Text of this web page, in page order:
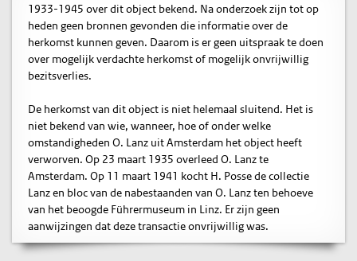
1933-1945 over dit object bekend. Na onderzoek zijn tot op
heden geen bronnen gevonden die informatie over de
herkomst kunnen geven. Daarom is er geen uitspraak te doen
over mogelijk verdachte herkomst of mogelijk onvrijwillig
bezitsverlies.
De herkomst van dit object is niet helemaal sluitend. Het is
niet bekend van wie, wanneer, hoe of onder welke
omstandigheden O. Lanz uit Amsterdam het object heeft
verworven. Op 23 maart 1935 overleed O. Lanz te
Amsterdam. Op 11 maart 1941 kocht H. Posse de collectie
Lanz en bloc van de nabestaanden van O. Lanz ten behoeve
van het beoogde Führermuseum in Linz. Er zijn geen
aanwijzingen dat deze transactie onvrijwillig was.